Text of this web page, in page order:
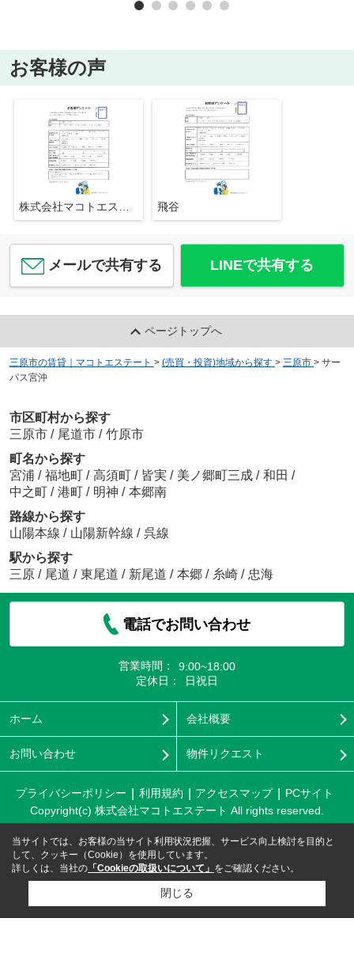
お客様の声
飛谷
メールで共有する LINEで共有する
ページトップへ
三原市の賃貸｜マコトエステート > (売買・投資)地域から探す > 三原市 > サー
パス宮沖
市区町村から探す
三原市 / 尾道市 / 竹原市
町名から探す
宮浦 / 福地町 / 高須町 / 皆実 / 美ノ郷町三成 / 和田 /
中之町 / 港町 / 明神 / 本郷南
路線から探す
山陽本線 / 山陽新幹線 / 呉線
駅から探す
三原 / 尾道 / 東尾道 / 新尾道 / 本郷 / 糸崎 / 忠海
電話でお問い合わせ
営業時間：
9:00~18:00
定休日：
日祝日
ホーム 会社概要
お問い合わせ 物件リクエスト
プライバシーポリシー 利用規約 アクセスマップ
PCサイト
Copyright(c) 株式会社マコトエステート All rights reserved.
当サイトでは、お客様の当サイト利用状況把握、サービス向上検討を目的と
して、クッキー（Cookie）を使用しています。
詳しくは、当社の 「Cookieの取扱いについて」 をご確認ください。
閉じる